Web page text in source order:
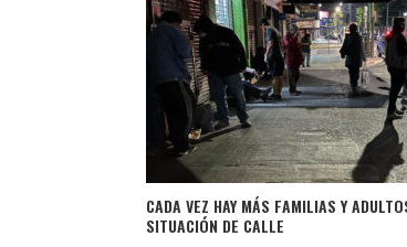
CADA VEZ HAY MÁS FAMILIAS Y
SITUACIÓN DE CALLE